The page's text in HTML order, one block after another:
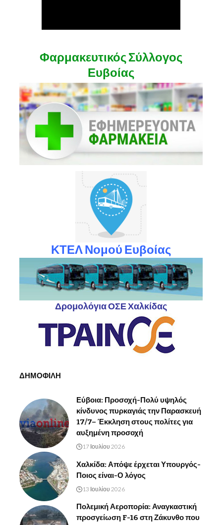
Φαρμακευτικός Σύλλογος
Ευβοίας
ΚΤΕΛ Νομού Ευβοίας
Δρομολόγια ΟΣΕ Χαλκίδας
ΔΗΜΟΦΙΛΗ
Εύβοια: Προσοχή-Πολύ υψηλός
κίνδυνος πυρκαγιάς την Παρασκευή
17/7– Έκκληση στους πολίτες για
αυξημένη προσοχή
17 Ιουλίου 2026
Χαλκίδα: Απόψε έρχεται Υπουργός-
Ποιος είναι-Ο λόγος
13 Ιουλίου 2026
Πολεμική Αεροπορία: Αναγκαστική
προσγείωση F-16 στη Ζάκυνθο που